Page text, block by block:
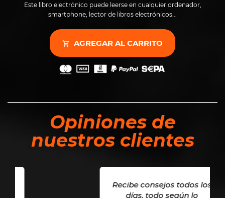
Este libro electrónico puede leerse en cualquier ordenador,
smartphone, lector de libros electrónicos...
AGREGAR AL CARRITO
Opiniones de
nuestros clientes
Recibe consejos todos los
días, todo según lo